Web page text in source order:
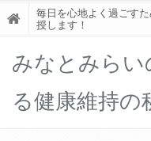
毎日を心地よく過ごす
授します！
みなとみらい
る健康維持の